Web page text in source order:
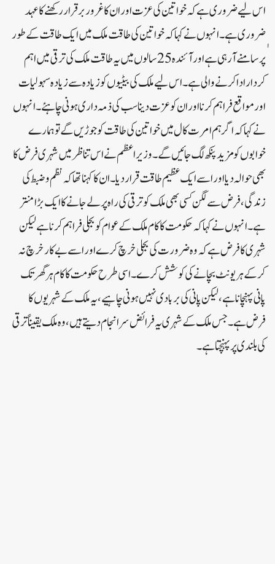
اس لیے ضروری ہے کہ خواتین کی عزت اور ان کا غرور برقرار رکھنے کا عہد
ٖضروری ہے۔انہوں نے کہا کہ خواتین کی طاقت ملک میں ایک طاقت کے طور
پر سامنے آرہی ہے اور آئندہ 25 سالوں میں یہ طاقت ملک کی ترقی میں اہم
کردار ادا کرنے والی ہے۔ اس لیے ملک کی بیٹیوں کو زیادہ سے زیادہ سہولیات
اور مواقع فراہم کرنا اور ان کو عزت دینا سب کی ذمہ داری ہونی چاہئے۔ انہوں
نے کہا کہ اگر ہم امرت کال میں خواتین کی طاقت کو جوڑیں گے تو ہمارے
خوابوں کو مزید پنکھ لگ جائیں گے۔وزیر اعظم نے اس تناظر میں شہری فرض کا
بھی حوالہ دیا اور اسے ایک عظیم طاقت قرار دیا۔ ان کا کہنا تھا کہ نظم و ضبط کی
زندگی، فرض سے لگن کسی بھی ملک کو ترقی کی راہ پر لے جانے کا ایک بڑا منتر
ہے۔انہوں نے کہا کہ حکومت کا کام ملک کے عوام کو بجلی فراہم کرنا ہے لیکن
شہری کا فرض ہے کہ وہ ضرورت کی بجلی خرچ کرے اوراسے بے کار خرچ نہ
کرکے ہر یونٹ بچانے کی کوشش کرے ۔ اسی طرح حکومت کا کام ہر گھر تک
پانی پہنچانا ہے، لیکن پانی کی بربادی نہیں ہونی چاہیے، یہ ملک کے شہریوں کا
فرض ہے۔ جس ملک کے شہری یہ فرائض سرانجام دیتے ہیں، وہ ملک یقیناً ترقی
کی بلندی پر پہنچتا ہے۔